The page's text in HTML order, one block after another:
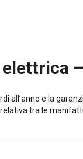
all’anno e la
tra le